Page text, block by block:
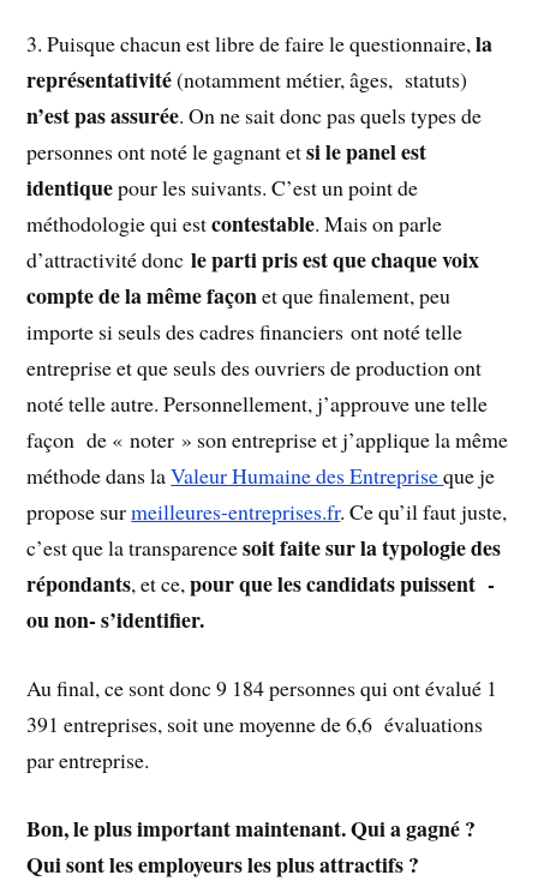
3. Puisque chacun est libre de faire le questionnaire,la
représentativité(notamment métier, âges, statuts)
n’est pas assurée. On ne sait donc pas quels types de
personnes ont noté le gagnant etsi le panel est
identiquepour les suivants. C’est un point de
méthodologie qui estcontestable. Mais on parle
d’attractivité doncle parti pris est que chaque voix
compte de la même façonet que finalement, peu
importe si seuls des cadres financiers ont noté telle
entreprise et que seuls des ouvriers de production ont
noté telle autre. Personnellement, j’approuve une telle
façon de « noter » son entreprise et j’applique la même
méthode dans laValeur Humaine des Entrepriseque je
propose surmeilleures-entreprises.fr. Ce qu’il faut juste,
c’est que la transparencesoit faite sur la typologie des
répondants, et ce,pour que les candidats puissent -
ou non- s’identifier.
Au final, ce sont donc 9 184 personnes qui ont évalué 1
391 entreprises, soit une moyenne de 6,6 évaluations
par entreprise.
Bon, le plus important maintenant. Qui a gagné ?
Qui sont les employeurs les plus attractifs ?